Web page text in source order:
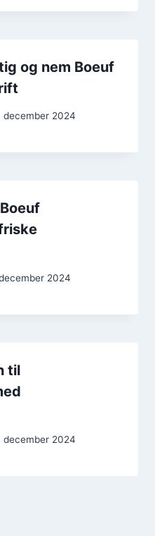
og nem Boeuf
december 2024
2024
til
december 2024